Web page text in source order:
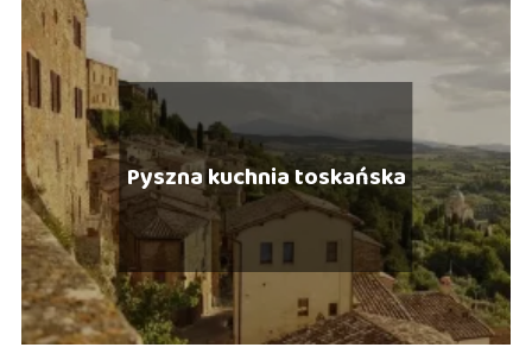
Pyszna kuchnia toskańska